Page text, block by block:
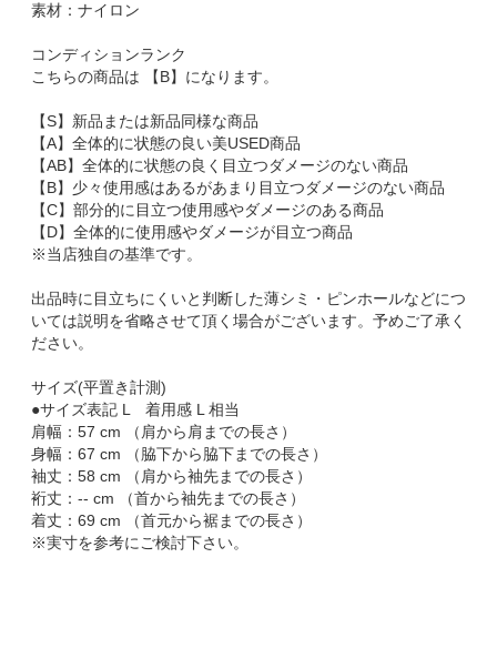
素材：ナイロン
コンディションランク
こちらの商品は 【B】になります。
【S】新品または新品同様な商品
【A】全体的に状態の良い美USED商品
【AB】全体的に状態の良く目立つダメージのない商品
【B】少々使用感はあるがあまり目立つダメージのない商品
【C】部分的に目立つ使用感やダメージのある商品
【D】全体的に使用感やダメージが目立つ商品
※当店独自の基準です。
出品時に目立ちにくいと判断した薄シミ・ピンホールなどにつ
いては説明を省略させて頂く場合がございます。予めご了承く
ださい。
サイズ(平置き計測)
●サイズ表記 L 着用感 L 相当
肩幅：57 cm （肩から肩までの長さ）
身幅：67 cm （脇下から脇下までの長さ）
袖丈：58 cm （肩から袖先までの長さ）
裄丈：-- cm （首から袖先までの長さ）
着丈：69 cm （首元から裾までの長さ）
※実寸を参考にご検討下さい。